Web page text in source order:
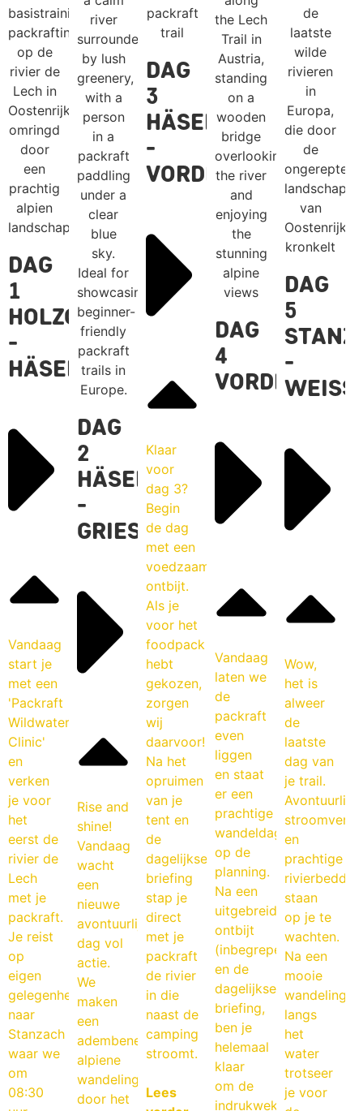
Dag
1
Holzgau
-
Häselgehr
Vandaag
start je
met een
'Packraft
Wildwater
Clinic'
en
verken
je voor
het
eerst de
rivier de
Lech
met je
packraft.
Je reist
op
eigen
gelegenheid
naar
Stanzach
waar we
om
08:30
Dag
2
Häselgehr
-
Grießau
Rise and
shine!
Vandaag
wacht
een
nieuwe
avontuurlijke
dag vol
actie.
We
maken
een
adembenemende
alpiene
wandeling
door het
Dag
3
Häselg.
-
Vorderhornbach
Klaar
voor
dag 3?
Begin
de dag
met een
voedzaam
ontbijt.
Als je
voor het
foodpack
hebt
gekozen,
zorgen
wij
daarvoor!
Na het
opruimen
van je
tent en
de
dagelijkse
briefing
stap je
direct
met je
packraft
de rivier
in die
naast de
camping
stroomt.
Lees
Dag
4
Vandaag
laten we
de
packraft
even
liggen
en staat
er een
prachtige
wandeldag
op de
planning.
Na een
uitgebreid
ontbijt
(inbegrepen)
en de
dagelijkse
briefing,
ben je
helemaal
klaar
om de
indrukwekkende
Dag
5
-
Wow,
het is
alweer
de
laatste
dag van
je trail.
Avontuurlijke
en
prachtige
staan
op je te
wachten.
Na een
mooie
wandeling
langs
het
water
trotseer
je voor